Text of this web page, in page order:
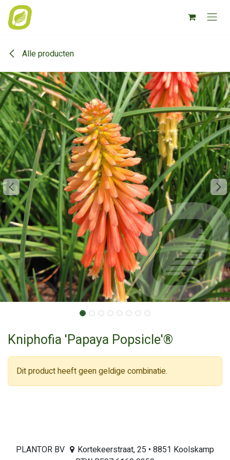
Overslaan naar inhoud
Alle producten
Kniphofia 'Papaya Popsicle'®
Dit product heeft geen geldige combinatie.
PLANTOR BV
Kortekeerstraat, 25 • 8851 Koolskamp